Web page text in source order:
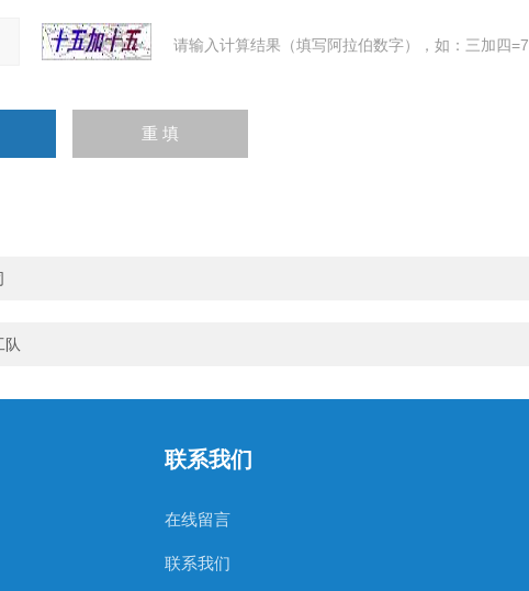
请输入计算结果（填写阿拉伯数字），如：三加四=7
队
联系我们
在线留言
联系我们